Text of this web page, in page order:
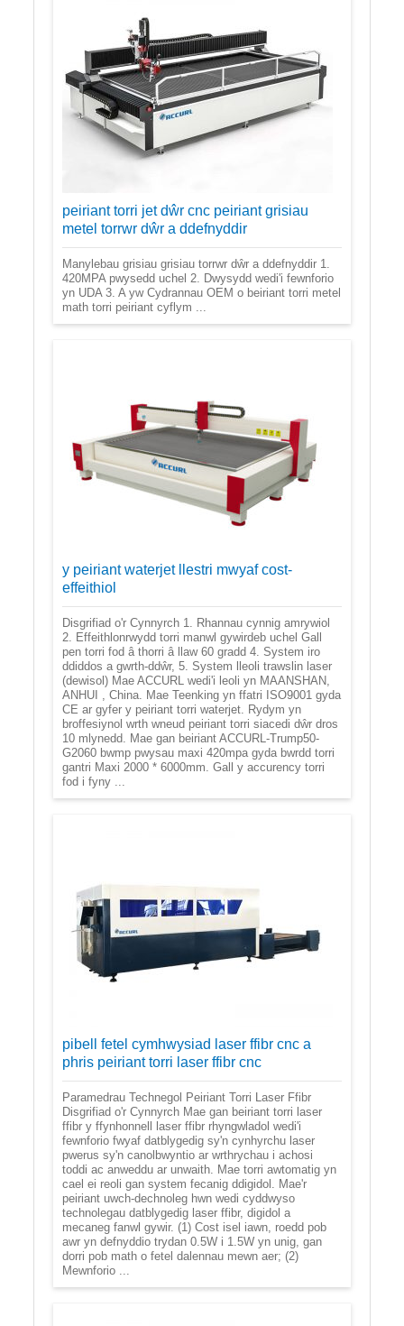
peiriant torri jet dŵr cnc peiriant grisiau
metel torrwr dŵr a ddefnyddir
Manylebau grisiau grisiau torrwr dŵr a ddefnyddir 1.
420MPA pwysedd uchel 2. Dwysydd wedi'i fewnforio
yn UDA 3. A yw Cydrannau OEM o beiriant torri metel
math torri peiriant cyflym ...
y peiriant waterjet llestri mwyaf cost-
effeithiol
Disgrifiad o'r Cynnyrch 1. Rhannau cynnig amrywiol
2. Effeithlonrwydd torri manwl gywirdeb uchel Gall
pen torri fod â thorri â llaw 60 gradd 4. System iro
ddiddos a gwrth-ddŵr, 5. System lleoli trawslin laser
(dewisol) Mae ACCURL wedi'i leoli yn MAANSHAN,
ANHUI , China. Mae Teenking yn ffatri ISO9001 gyda
CE ar gyfer y peiriant torri waterjet. Rydym yn
broffesiynol wrth wneud peiriant torri siacedi dŵr dros
10 mlynedd. Mae gan beiriant ACCURL-Trump50-
G2060 bwmp pwysau maxi 420mpa gyda bwrdd torri
gantri Maxi 2000 * 6000mm. Gall y accurency torri
fod i fyny ...
pibell fetel cymhwysiad laser ffibr cnc a
phris peiriant torri laser ffibr cnc
Paramedrau Technegol Peiriant Torri Laser Ffibr
Disgrifiad o'r Cynnyrch Mae gan beiriant torri laser
ffibr y ffynhonnell laser ffibr rhyngwladol wedi'i
fewnforio fwyaf datblygedig sy'n cynhyrchu laser
pwerus sy'n canolbwyntio ar wrthrychau i achosi
toddi ac anweddu ar unwaith. Mae torri awtomatig yn
cael ei reoli gan system fecanig ddigidol. Mae'r
peiriant uwch-dechnoleg hwn wedi cyddwyso
technolegau datblygedig laser ffibr, digidol a
mecaneg fanwl gywir. (1) Cost isel iawn, roedd pob
awr yn defnyddio trydan 0.5W i 1.5W yn unig, gan
dorri pob math o fetel dalennau mewn aer; (2)
Mewnforio ...